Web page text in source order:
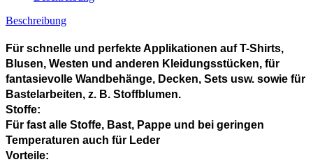
Beschreibung
Für schnelle und perfekte Applikationen auf T-Shirts,
Blusen, Westen und anderen Kleidungsstücken, für
fantasievolle Wandbehänge, Decken, Sets usw. sowie für
Bastelarbeiten, z. B. Stoffblumen.
Stoffe:
Für fast alle Stoffe, Bast, Pappe und bei geringen
Temperaturen auch für Leder
Vorteile: